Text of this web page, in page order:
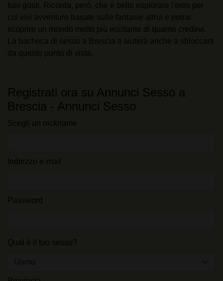
tuoi gusti. Ricorda, però, che è bello esplorare l'eros per
cui vivi avventure basate sulle fantasie altrui e potrai
scoprire un mondo molto più eccitante di quanto credevi.
La bacheca di sesso a Brescia ti aiuterà anche a sbloccarti
da questo punto di vista.
Registrati ora su Annunci Sesso a
Brescia - Annunci Sesso
Scegli un nickname
Indirizzo e-mail
Password
Qual è il tuo sesso?